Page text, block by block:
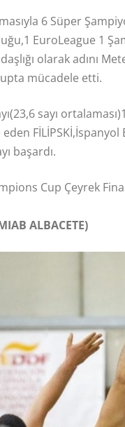
6 Süper
EuroLeague 1
olarak adını
mücadele etti.
sayı
FİLİPSKİ,İspanyol
başardı.
Cup Çeyrek
ALBACETE)